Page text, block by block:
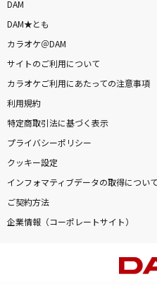
DAM
DAM★とも
カラオケ＠DAM
サイトのご利用について
カラオケご利用にあたっての注意事項
利用規約
特定商取引法に基づく表示
プライバシーポリシー
クッキー設定
インフォマティブデータの取得について
ご契約方法
企業情報（コーポレートサイト）